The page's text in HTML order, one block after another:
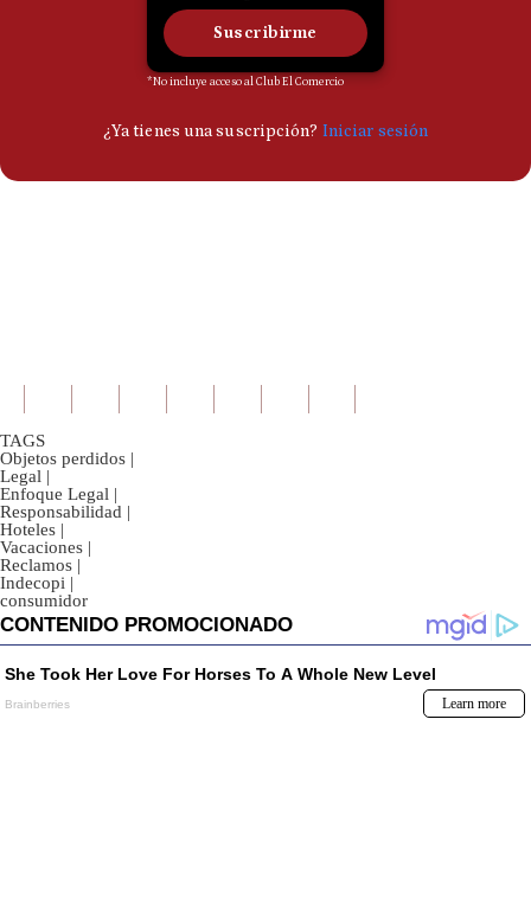
TAGS
Objetos perdidos |
Legal |
Enfoque Legal |
Responsabilidad |
Hoteles |
Vacaciones |
Reclamos |
Indecopi |
consumidor